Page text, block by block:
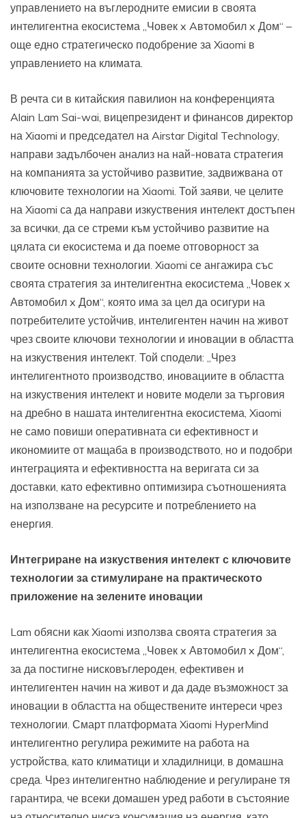
управлението на въглеродните емисии в своята
интелигентна екосистема „Човек x Aвтомобил x Дом“ –
още едно стратегическо подобрение за Xiaomi в
управлението на климата.
В речта си в китайския павилион на конференцията
Alain Lam Sai-wai, вицепрезидент и финансов директор
на Xiaomi и председател на Airstar Digital Technology,
направи задълбочен анализ на най-новата стратегия
на компанията за устойчиво развитие, задвижвана от
ключовите технологии на Xiaomi. Той заяви, че целите
на Xiaomi са да направи изкуствения интелект достъпен
за всички, да се стреми към устойчиво развитие на
цялата си екосистема и да поеме отговорност за
своите основни технологии. Xiaomi се ангажира със
своята стратегия за интелигентна екосистема „Човек x
Автомобил x Дом“, която има за цел да осигури на
потребителите устойчив, интелигентен начин на живот
чрез своите ключови технологии и иновации в областта
на изкуствения интелект. Той сподели: „Чрез
интелигентното производство, иновациите в областта
на изкуствения интелект и новите модели за търговия
на дребно в нашата интелигентна екосистема, Xiaomi
не само повиши оперативната си ефективност и
икономиите от мащаба в производството, но и подобри
интеграцията и ефективността на веригата си за
доставки, като ефективно оптимизира съотношенията
на използване на ресурсите и потреблението на
енергия.
Интегриране на изкуствения интелект с ключовите
технологии за стимулиране на практическото
приложение на зелените иновации
Lam обясни как Xiaomi използва своята стратегия за
интелигентна екосистема „Човек x Автомобил x Дом“,
за да постигне нисковъглероден, ефективен и
интелигентен начин на живот и да даде възможност за
иновации в областта на обществените интереси чрез
технологии. Смарт платформата Xiaomi HyperMind
интелигентно регулира режимите на работа на
устройства, като климатици и хладилници, в домашна
среда. Чрез интелигентно наблюдение и регулиране тя
гарантира, че всеки домашен уред работи в състояние